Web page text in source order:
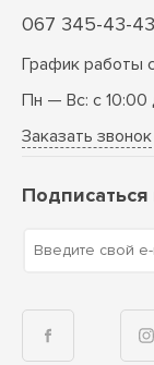
067 345-43-43
График работы
Пн — Вс: с 10:00
Заказать звонок
Подписаться
Введите свой